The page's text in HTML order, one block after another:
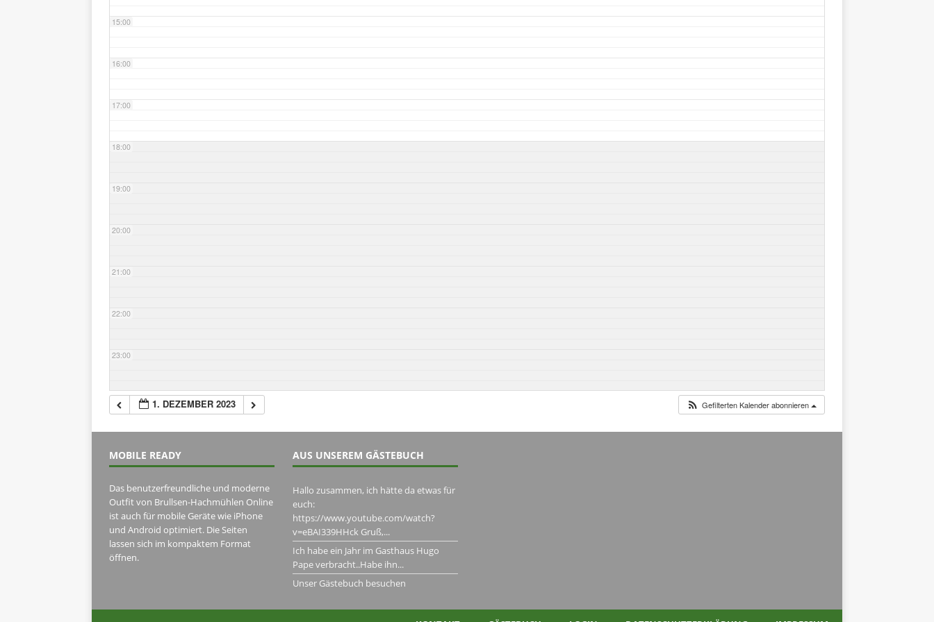
15:00
16:00
17:00
18:00
19:00
20:00
21:00
22:00
23:00
1. DEZEMBER 2023 Gefilterten Kalender abonnieren
MOBILE READY
Das benutzerfreundliche und moderne
Outfit von Brullsen-Hachmühlen Online
ist auch für mobile Geräte wie iPhone
und Android optimiert. Die Seiten
lassen sich im kompaktem Format
öffnen.
AUS UNSEREM GÄSTEBUCH
Hallo zusammen, ich hätte da etwas für
euch:
https://www.youtube.com/watch?
v=eBAI339HHck Gruß,...
Ich habe ein Jahr im Gasthaus Hugo
Pape verbracht..Habe ihn...
Unser Gästebuch besuchen